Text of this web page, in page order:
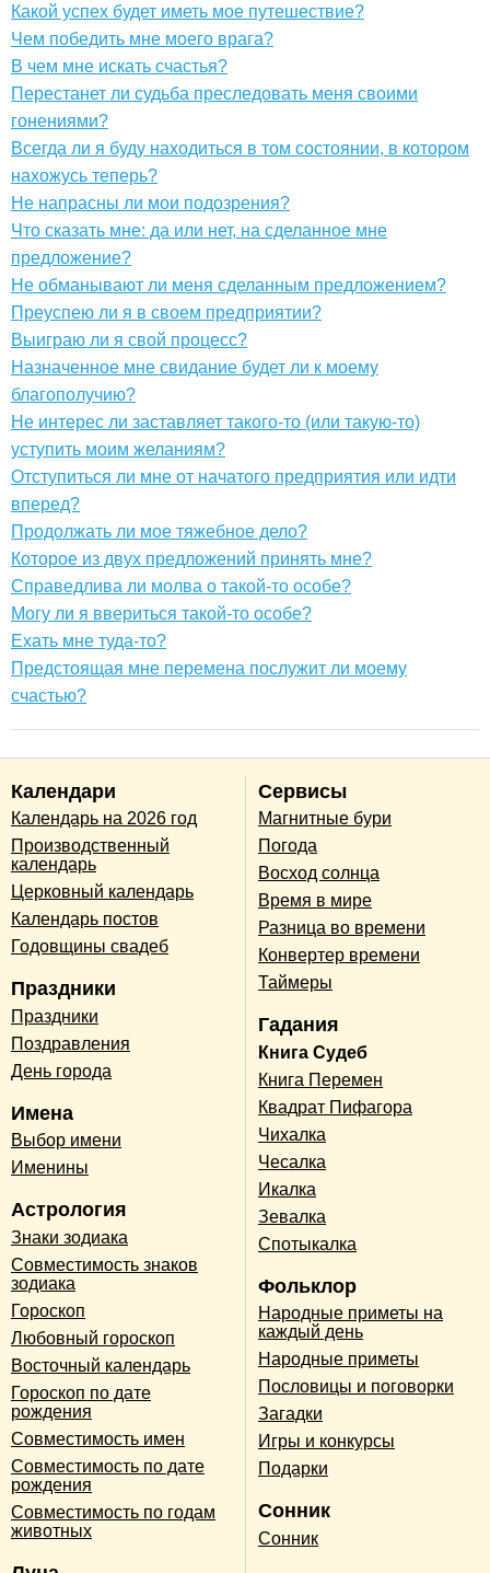
Какой успех будет иметь мое путешествие?
Чем победить мне моего врага?
В чем мне искать счастья?
Перестанет ли судьба преследовать меня своими
гонениями?
Всегда ли я буду находиться в том состоянии, в котором
нахожусь теперь?
Не напрасны ли мои подозрения?
Что сказать мне: да или нет, на сделанное мне
предложение?
Не обманывают ли меня сделанным предложением?
Преуспею ли я в своем предприятии?
Выиграю ли я свой процесс?
Назначенное мне свидание будет ли к моему
благополучию?
Не интерес ли заставляет такого-то (или такую-то)
уступить моим желаниям?
Отступиться ли мне от начатого предприятия или идти
вперед?
Продолжать ли мое тяжебное дело?
Которое из двух предложений принять мне?
Справедлива ли молва о такой-то особе?
Могу ли я ввериться такой-то особе?
Ехать мне туда-то?
Предстоящая мне перемена послужит ли моему
счастью?
Календари
Календарь на 2026 год
Производственный
календарь
Церковный календарь
Календарь постов
Годовщины свадеб
Праздники
Праздники
Поздравления
День города
Имена
Выбор имени
Именины
Астрология
Знаки зодиака
Совместимость знаков
зодиака
Гороскоп
Любовный гороскоп
Восточный календарь
Гороскоп по дате
рождения
Совместимость имен
Совместимость по дате
рождения
Совместимость по годам
животных
Сервисы
Магнитные бури
Погода
Восход солнца
Время в мире
Разница во времени
Конвертер времени
Таймеры
Гадания
Книга Судеб
Книга Перемен
Квадрат Пифагора
Чихалка
Чесалка
Икалка
Зевалка
Спотыкалка
Фольклор
Народные приметы на
каждый день
Народные приметы
Пословицы и поговорки
Загадки
Игры и конкурсы
Подарки
Сонник
Сонник